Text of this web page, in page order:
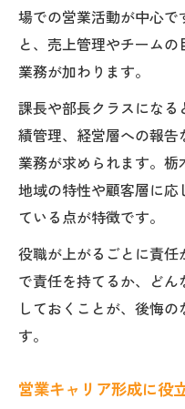
場での営業活動が中心で
と、売上管理やチーム
業務が加わります。
課長や部長クラスになる
績管理、経営層への報告
業務が求められます。栃
地域の特性や顧客層に
ている点が特徴です。
役職が上がるごとに責任
で責任を持てるか、どん
しておくことが、後悔
す。
営業キャリア形成に役